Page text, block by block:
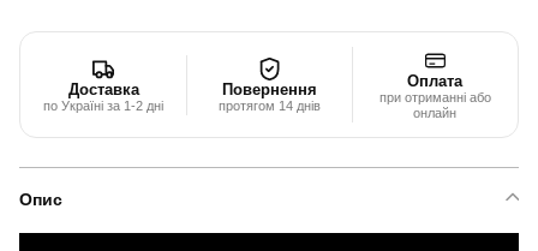
Доставка
по Україні за 1-2 дні
Повернення
протягом 14 днів
Оплата
при отриманні або
онлайн
Опис